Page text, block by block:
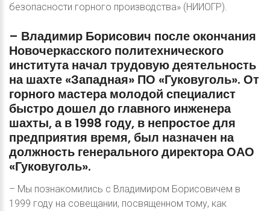
безопасности горного производства» (НИИОГР).
– Владимир Борисович послеокончания
Новочеркасского политехнического
института начал трудовуюдеятельность
на шахте «Западная» ПО «Гуковуголь». От
горного мастера молодой специалист
быстродошел до главного инженера
шахты,а в 1998 году, в непростоедля
предприятия время, был назначен на
должность генеральногодиректораОАО
«Гуковуголь».
– Мы познакомились с Владимиром Борисовичем в
1999 году на совещании, посвященном тому, как